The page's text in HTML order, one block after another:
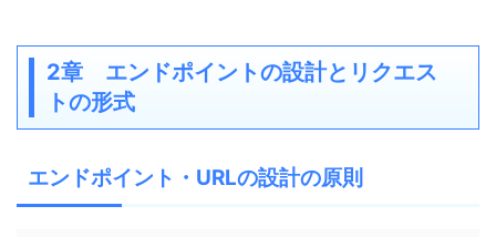
2章 エンドポイントの設計とリクエス
トの形式
エンドポイント・URLの設計の原則